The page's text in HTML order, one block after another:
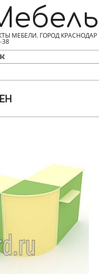
МЕБЕЛИ. ГОРОД КРАСНОДАР
38